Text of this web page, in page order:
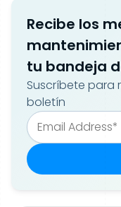
Recibe los
tu bandeja
Suscríbete para
boletín